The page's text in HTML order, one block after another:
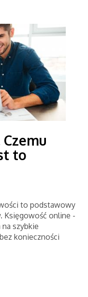
to
to podstawowy
Księgowość online -
szybkie
konieczności